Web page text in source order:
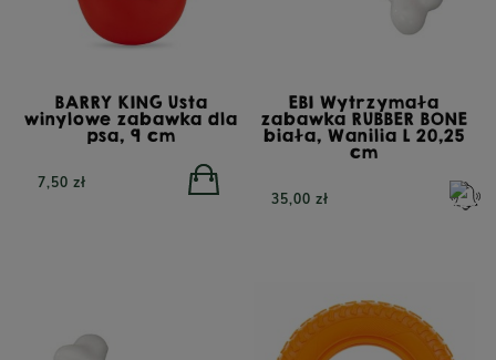
BARRY KING Usta
winylowe zabawka dla
psa, 9 cm
7,50 zł
EBI Wytrzymała
zabawka RUBBER BONE
biała, Wanilia L 20,25
cm
35,00 zł